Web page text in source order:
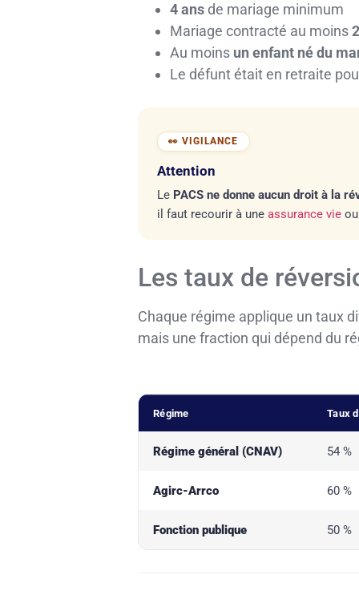
4 ans de mariage minimum
Mariage contracté au moins
Au moins un enfant né du
Le défunt était en retraite
Attention
Le PACS ne donne aucun droit à la
il faut recourir à une assurance vie
Les taux de
Chaque régime applique un taux
mais une fraction qui dépend du
Régime Taux
Régime général (CNAV) 54 %
Agirc-Arrco 60 %
Fonction publique 50 %